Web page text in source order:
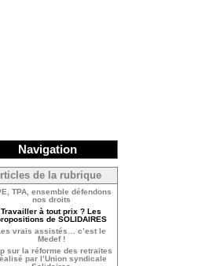
Navigation
de la rubrique
TPA, ensemble défendons
nos droits
Travailler à tout prix ? Les
de SOLIDAIRES
vrais assistés… c’est le
Medef !
sur la réforme des retraites
par l’Union syndicale